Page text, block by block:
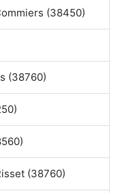
(38450)
(38760)
(38760)